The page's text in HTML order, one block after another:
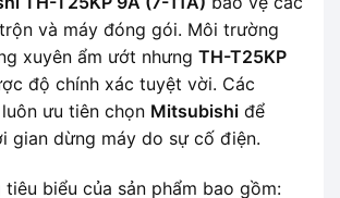
và máy đóng gói. Môi trường
xuyên ẩm ướt nhưng TH-T25KP
độ chính xác tuyệt vời. Các
ưu tiên chọn Mitsubishi để
gian dừng máy do sự cố điện.
tiêu biểu của sản phẩm bao gồm: